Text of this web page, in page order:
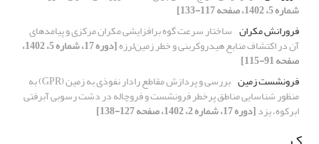
شماره 5، 1402، صفحه 117-133]
فرورانش مکران ساختار سرعت گوه برافزایشی مکران مرکزی و پیامدهای
آن در اکتشاف منابع هیدروکربنی و خطر زمین‌لرزه [دوره 17، شماره 5، 1402،
صفحه 91-115]
فرونشست زمین
بررسی و پردازش مقاطع رادار نفوذی به زمین (GPR) به
منظور شناسایی مناطق پرخطر فرونشست و فروچاله در دشت رسوبی آبرفتی
ابرکوه، یزد[دوره 17، شماره 2، 1402، صفحه 127-138]